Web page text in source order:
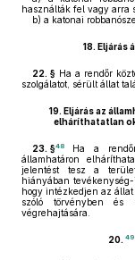
használták fel vagy arra
b) a katonai
18. Eljárás
22. § Ha a rendőr
szolgálatot, sérült állat
19. Eljárás az
elháríthatatlan
23. §48
Ha a
államhatáron
jelentést tesz a
hiányában
hogy intézkedjen az
szóló törvényben és
végrehajtására.
20. 49